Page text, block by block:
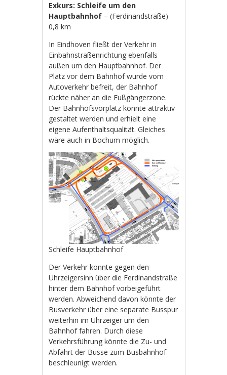
Exkurs: Schleife um den
Hauptbahnhof – (Ferdinandstraße)
0,8 km
In Eindhoven fließt der Verkehr in
Einbahnstraßenrichtung ebenfalls
außen um den Hauptbahnhof. Der
Platz vor dem Bahnhof wurde vom
Autoverkehr befreit, der Bahnhof
rückte näher an die Fußgängerzone.
Der Bahnhofsvorplatz konnte attraktiv
gestaltet werden und erhielt eine
eigene Aufenthaltsqualität. Gleiches
wäre auch in Bochum möglich.
Schleife Hauptbahnhof
Der Verkehr könnte gegen den
Uhrzeigersinn über die Ferdinandstraße
hinter dem Bahnhof vorbeigeführt
werden. Abweichend davon könnte der
Busverkehr über eine separate Busspur
weiterhin im Uhrzeiger um den
Bahnhof fahren. Durch diese
Verkehrsführung könnte die Zu- und
Abfahrt der Busse zum Busbahnhof
beschleunigt werden.